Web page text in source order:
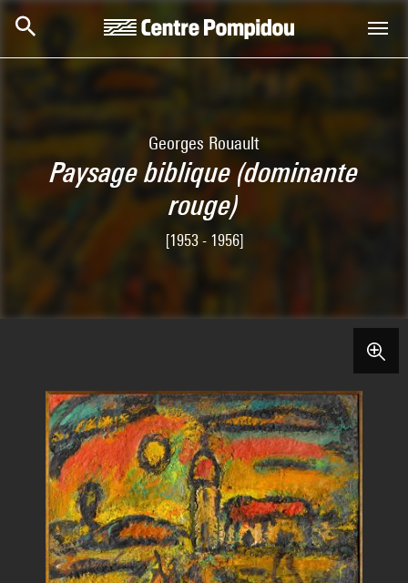
Centre Pompidou
Georges Rouault
Paysage biblique (dominante
rouge)
[1953 - 1956]